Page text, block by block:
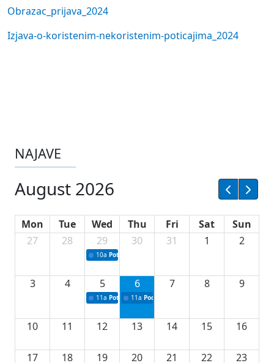
Obrazac_prijava_2024
Izjava-o-koristenim-nekoristenim-poticajima_2024
NAJAVE
August 2026
Mon Tue Wed Thu Fri Sat
Sun
27
28 29
10a Potpisivanje ugovora sa neprofitnim
30 31 1 2
3 4 5
11a Potpisivanje ugovora o stipendijama za
6
11a Podrška razvoju vodne infrastrukture u
7 8 9
10 11 12 13 14 15 16
17 18 19 20 21 22 23